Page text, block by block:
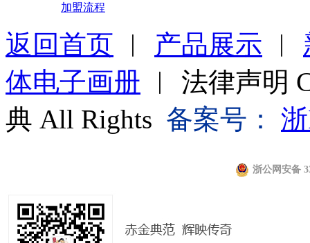
加盟流程
返回首页 ︱ 产品展示 ︱
体电子画册 ︱ 法律声明
典 All Rights 备案号：
浙公网安备